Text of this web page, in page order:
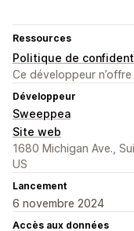
Ressources
Politique de
Ce développeur
Développeur
Sweeppea
Site web
1680 Michigan Ave.,
US
Lancement
6 novembre 2024
Accès aux données